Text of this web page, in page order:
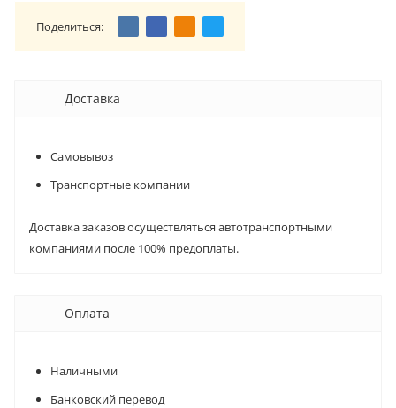
Поделиться:
Доставка
Самовывоз
Транспортные компании
Доставка заказов осуществляться автотранспортными
компаниями после 100% предоплаты.
Оплата
Наличными
Банковский перевод